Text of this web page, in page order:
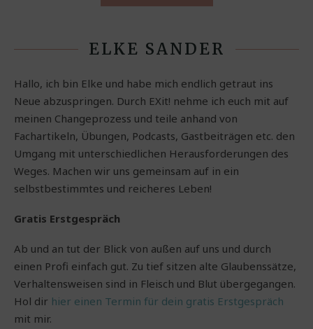
ELKE SANDER
Hallo, ich bin Elke und habe mich endlich getraut ins
Neue abzuspringen. Durch EXit! nehme ich euch mit auf
meinen Changeprozess und teile anhand von
Fachartikeln, Übungen, Podcasts, Gastbeiträgen etc. den
Umgang mit unterschiedlichen Herausforderungen des
Weges. Machen wir uns gemeinsam auf in ein
selbstbestimmtes und reicheres Leben!
Gratis Erstgespräch
Ab und an tut der Blick von außen auf uns und durch
einen Profi einfach gut. Zu tief sitzen alte Glaubenssätze,
Verhaltensweisen sind in Fleisch und Blut übergegangen.
Hol dir hier einen Termin für dein gratis Erstgespräch
mit mir.